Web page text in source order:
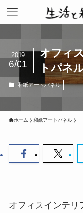
オフィ
トパネ
2019
6/01
和紙アートパネル
ホーム 和紙アートパネル
オフィスインテリ